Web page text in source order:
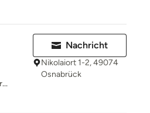
Nachricht
Nikolaiort 1-2, 49074
Osnabrück